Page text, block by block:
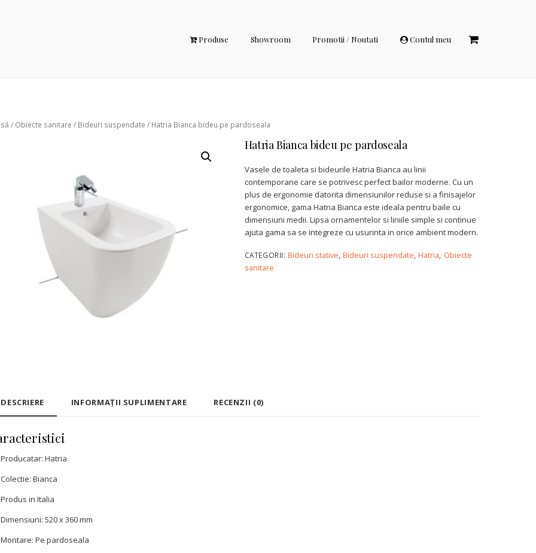
Produse Showroom Promotii / Noutati Contul meu
/ Obiecte sanitare / Bideuri suspendate / Hatria Bianca bideu pe pardoseala
Hatria Bianca bideu pe pardoseala
Vasele de toaleta si bideurile Hatria Bianca au linii
contemporane care se potrivesc perfect bailor moderne. Cu un
plus de ergonomie datorita dimensiunilor reduse si a finisajelor
ergonomice, gama Hatria Bianca este ideala pentru baile cu
dimensiuni medii. Lipsa ornamentelor si liniile simple si continue
ajuta gama sa se integreze cu usurinta in orice ambient modern.
CATEGORII:Bideuri stative ,Bideuri suspendate ,Hatria Obiecte
sanitare
DESCRIERE INFORMAȚII SUPLIMENTARE RECENZII (0)
Producatar: Hatria
Colectie: Bianca
Produs in Italia
Dimensiuni: 520 x 360 mm
Montare: Pe pardoseala